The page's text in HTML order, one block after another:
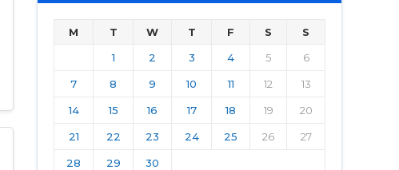
M T W T F S
S
1
2 3 4 5 6
7 8 9 10 11 12 13
14 15 16 17 18 19 20
21 22 23 24 25 26 27
28 29 30